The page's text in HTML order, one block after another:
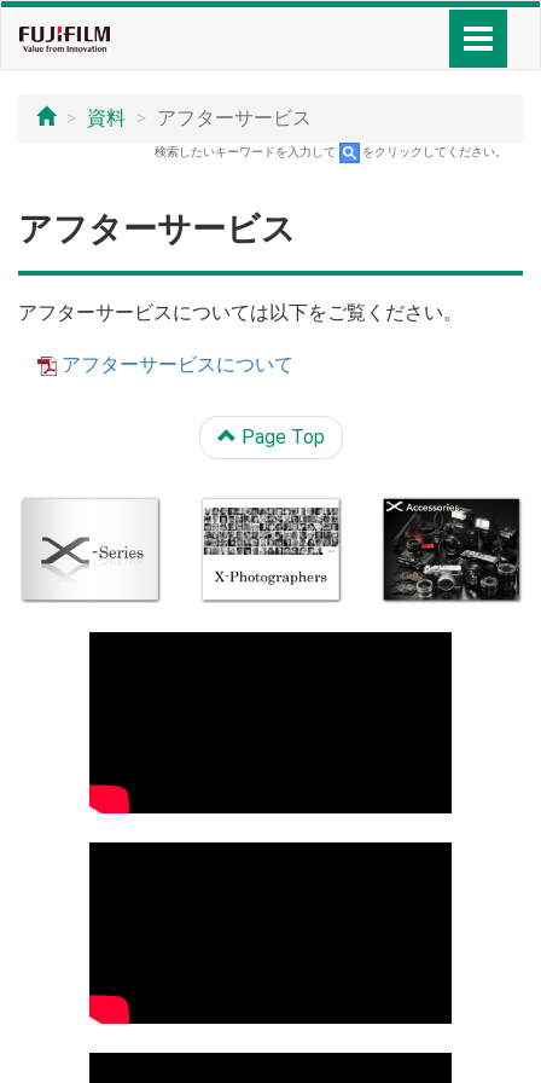
資料 アフターサービス
検索したいキーワードを入力して をクリックしてください。
アフターサービス
アフターサービスについては以下をご覧ください。
アフターサービスについて
Page Top